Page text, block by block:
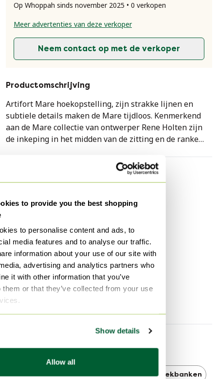
to provide you the best shopping
to personalise content and ads, to
media features and to analyse our traffic.
information about your use of our site with
advertising and analytics partners who
it with other information that you’ve
them or that they’ve collected from your use
Show details
Allow all
Op Whoppah sinds november 2025 • 0 verkopen
Meer advertenties van deze verkoper
Neem contact op met de verkoper
Productomschrijving
Artifort Mare hoekopstelling, zijn strakke lijnen en
subtiele details maken de Mare tijdloos. Kenmerkend
aan de Mare collectie van ontwerper Rene Holten zijn
de inkeping in het midden van de zitting en de ranke
voorzijde van de bank. De bank oogt hierdoor heel
ruimtelijk en elegant. Model: Mare LC 382 met brede
arm Stof: Serra 71 Onderstel: Zwart Breedte: 350 cm.
cm.)
Kleuren
Roze
Merk
Artifort
Hoogte
76 cm
Breedte
350 cm
Diepte
124 cm
Zithoogte
Ontdek meer
Artifort Artifort Hoekbanken Hoekbanken